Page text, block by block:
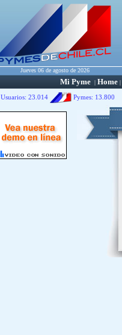
Jueves 06 de agosto de 2026
Mi Pyme | Home |
Usuarios: 23.014 Pymes: 13.800